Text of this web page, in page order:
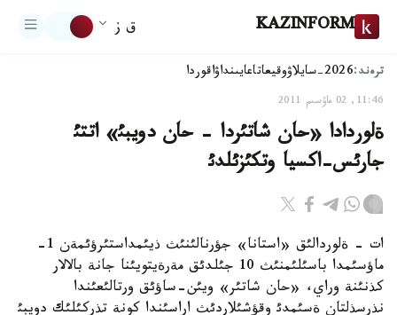
KAZINFORM ق ز
ترەند:2026-سايلاۋ وقيعاتاعايىنداۋاقوردا
11:46, 02 ماۋسىم 2011
ةلوردادا «حان شاتئردا - حان دويبئ» اتتئ
جارئس-اكسيا وتكئزئلدئ
ات - ةلوردالئق «استانا» جؤرنالئنئث ذيئمداستئرؤئمةن 1-
ماؤسئمدا باسئلئمنئث 10 جئلدئق مةرةيتويئنا جانة بالالار
كذنئنة وراي، «حان شاتئر» ويئن-ساؤئق ورتالئعئندا
نذرسذلتان ةسئمدئ وقؤشئلاردئث اراسئندا كونة تذركئلئك دويبئ